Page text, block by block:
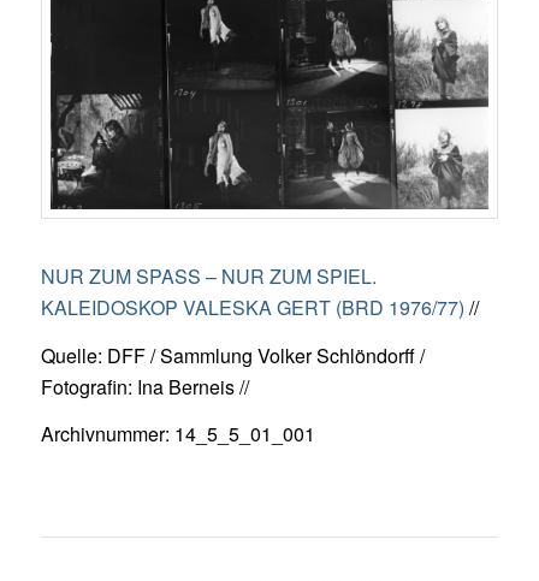
NUR ZUM SPASS – NUR ZUM SPIEL.
KALEIDOSKOP VALESKA GERT (BRD 1976/77) //
Quelle: DFF / Sammlung Volker Schlöndorff /
Fotografin: Ina Berneis //
Archivnummer: 14_5_5_01_001